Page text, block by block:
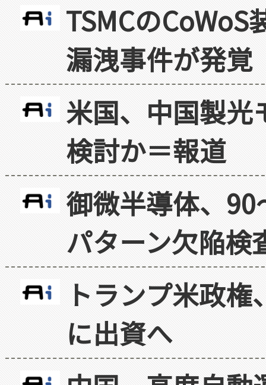
TSMCの
漏洩事件が発覚
米国、中国製光
検討か＝報道
御微半導体、
パターン欠陥検
トランプ米政
に出資へ